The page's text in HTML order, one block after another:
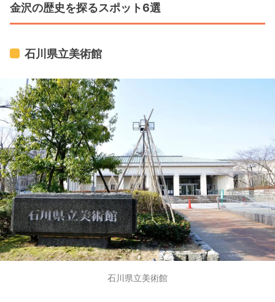
屋が７室…。色壁の使用に特徴があります。 また、毎
年春に開催されるひな人形、雛道具の特別展示も見
金沢の歴史を探るスポット6選
石川県立美術館
石川県立美術館